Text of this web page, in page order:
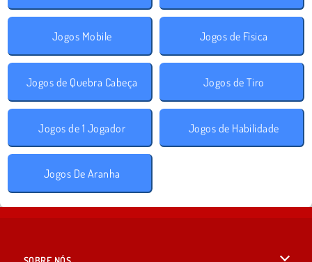
Jogos Mobile Jogos de Física
Jogos de Quebra Cabeça Jogos de Tiro
Jogos de 1 Jogador Jogos de Habilidade
Jogos De Aranha